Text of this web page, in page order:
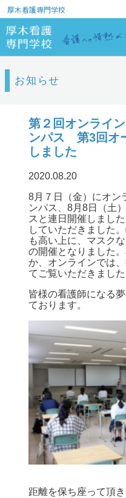
厚木看護専門学校
お知らせ
第２回オンライ
ンパス 第3回オ
しました
2020.08.20
8月７日（金）にオン
ンパス、8月8日（土
スと連日開催しまし
していただきました
も高い上に、マスク
の開催となりました
か、オンラインでは
てご覧いただきました
皆様の看護師になる
ております。
距離を保ち座って頂